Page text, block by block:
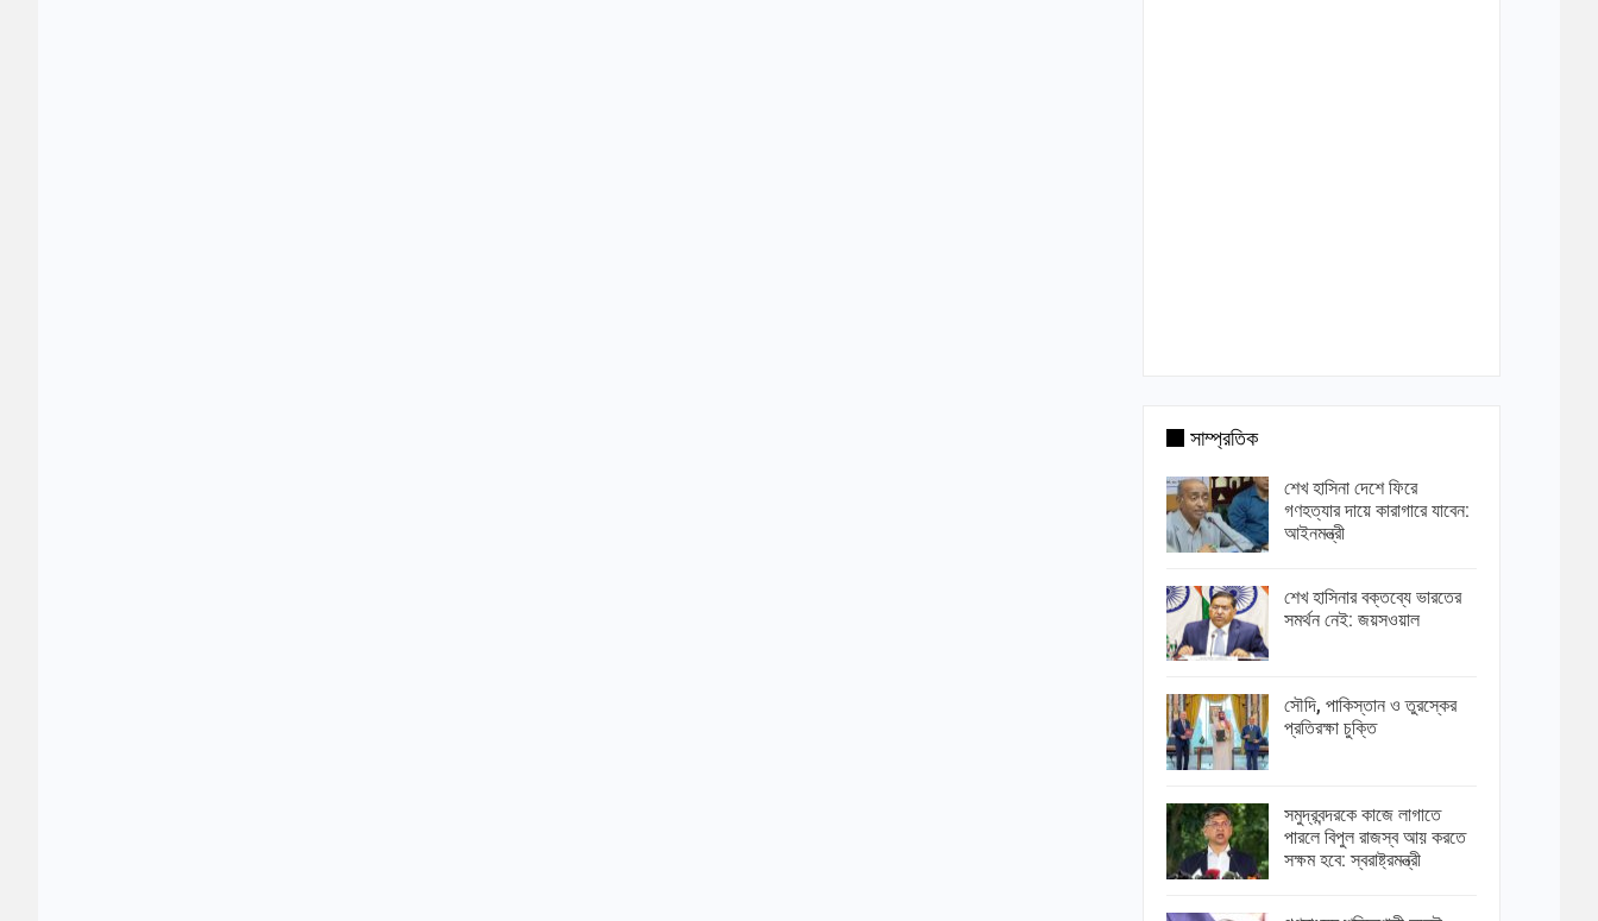
সাম্প্রতিক
শেখ হাসিনা দেশে ফিরে
গণহত্যার দায়ে কারাগারে যাবেন:
আইনমন্ত্রী
শেখ হাসিনার বক্তব্যে ভারতের
সমর্থন নেই: জয়সওয়াল
সৌদি, পাকিস্তান ও তুরস্কের
প্রতিরক্ষা চুক্তি
সমুদ্রবন্দরকে কাজে লাগাতে
পারলে বিপুল রাজস্ব আয় করতে
সক্ষম হবে: স্বরাষ্ট্রমন্ত্রী